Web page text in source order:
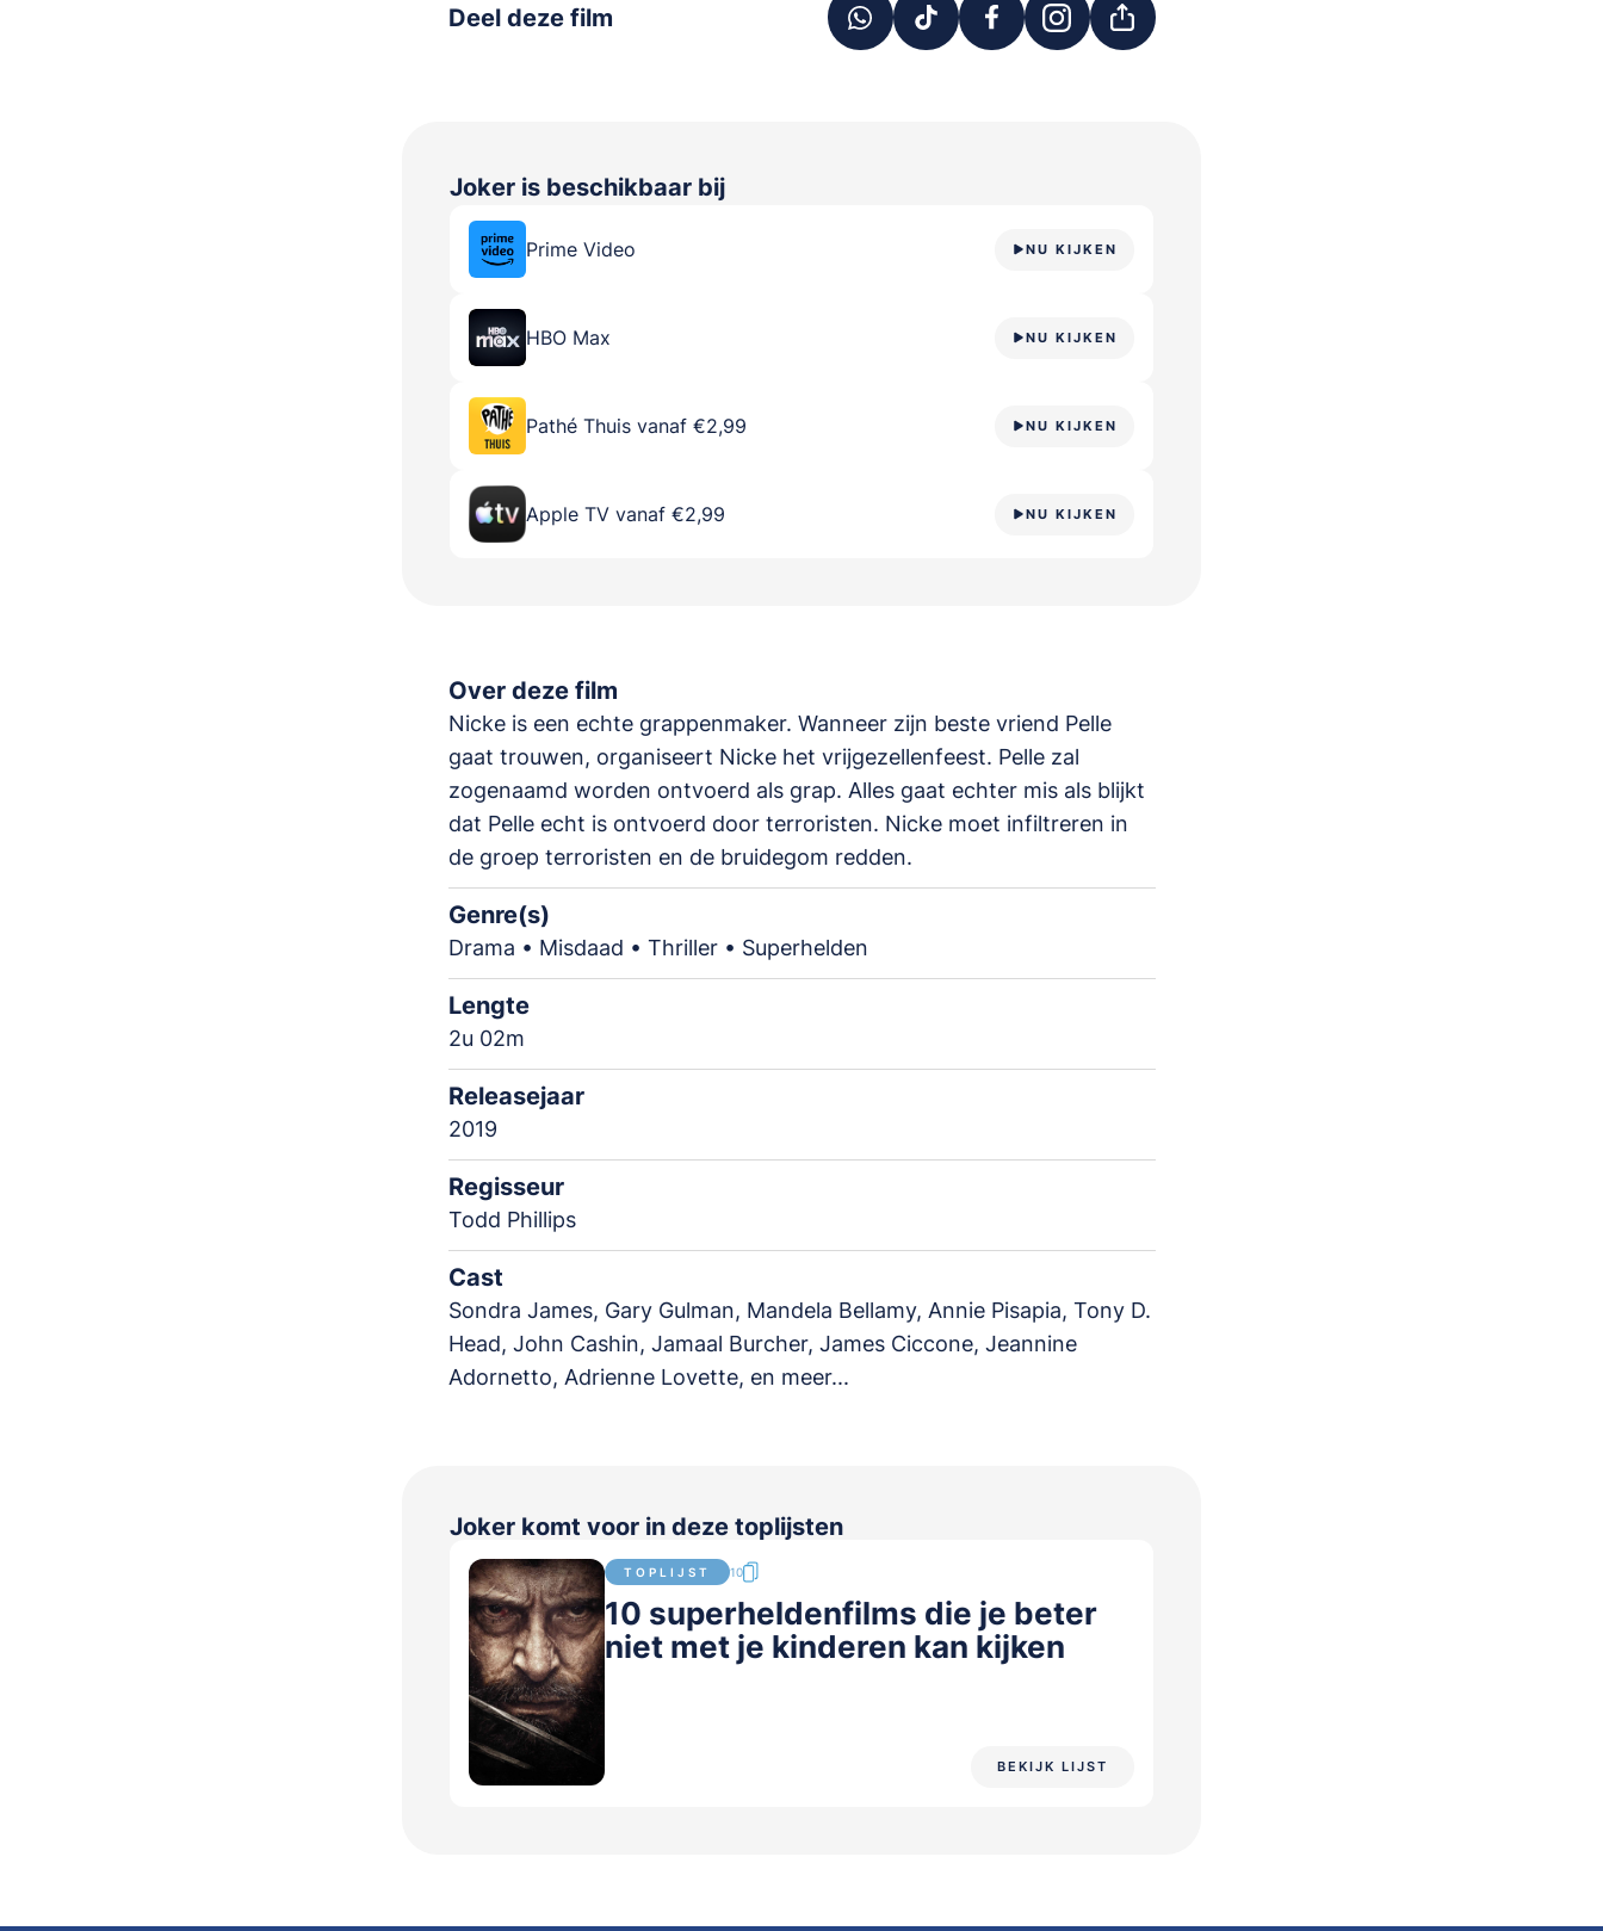
Deel deze film
Joker is beschikbaar bij
Prime Video NU KIJKEN
HBO Max NU KIJKEN
Pathé Thuis vanaf €2,99 NU KIJKEN
Apple TV vanaf €2,99 NU KIJKEN
Over deze film
Nicke is een echte grappenmaker. Wanneer zijn beste vriend Pelle
gaat trouwen, organiseert Nicke het vrijgezellenfeest. Pelle zal
zogenaamd worden ontvoerd als grap. Alles gaat echter mis als blijkt
dat Pelle echt is ontvoerd door terroristen. Nicke moet infiltreren in
de groep terroristen en de bruidegom redden.
Genre(s)
Drama • Misdaad • Thriller • Superhelden
Lengte
2u 02m
Releasejaar
2019
Regisseur
Todd Phillips
Cast
Sondra James, Gary Gulman, Mandela Bellamy, Annie Pisapia, Tony D.
Head, John Cashin, Jamaal Burcher, James Ciccone, Jeannine
Adornetto, Adrienne Lovette, en meer...
Joker komt voor in deze toplijsten
TOPLIJST 10
10 superheldenfilms die je beter
niet met je kinderen kan kijken
BEKIJK LIJST